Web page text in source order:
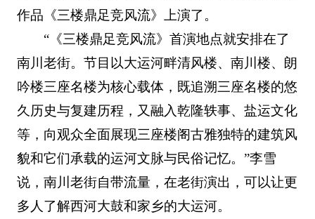
作品《三楼鼎足竞风流》上演了。
“《三楼鼎足竞风流》首演地点就安排在了
南川老街。节目以大运河畔清风楼、南川楼、朗
吟楼三座名楼为核心载体，既追溯三座名楼的悠
久历史与复建历程，又融入乾隆轶事、盐运文化
等，向观众全面展现三座楼阁古雅独特的建筑风
貌和它们承载的运河文脉与民俗记忆。”李雪
说，南川老街自带流量，在老街演出，可以让更
多人了解西河大鼓和家乡的大运河。